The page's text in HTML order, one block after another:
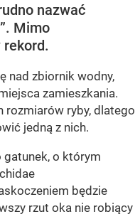
nazwać
Mimo
rekord.
nad zbiornik wodny,
zamieszkania.
rozmiarów ryby, dlatego
jedną z nich.
gatunek, o którym
będzie
rzut oka nie robiący